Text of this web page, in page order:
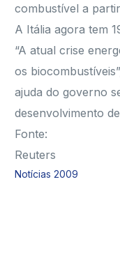
combustível a
A Itália agora tem
“A atual crise
os
ajuda do governo
desenvolvimento
Fonte:
Reuters
Notícias 2009